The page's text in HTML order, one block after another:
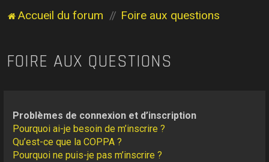
Accueil du forum Foire aux questions
FOIRE AUX QUESTIONS
Problèmes de connexion et d’inscription
Pourquoi ai-je besoin de m’inscrire ?
Qu’est-ce que la COPPA ?
Pourquoi ne puis-je pas m’inscrire ?